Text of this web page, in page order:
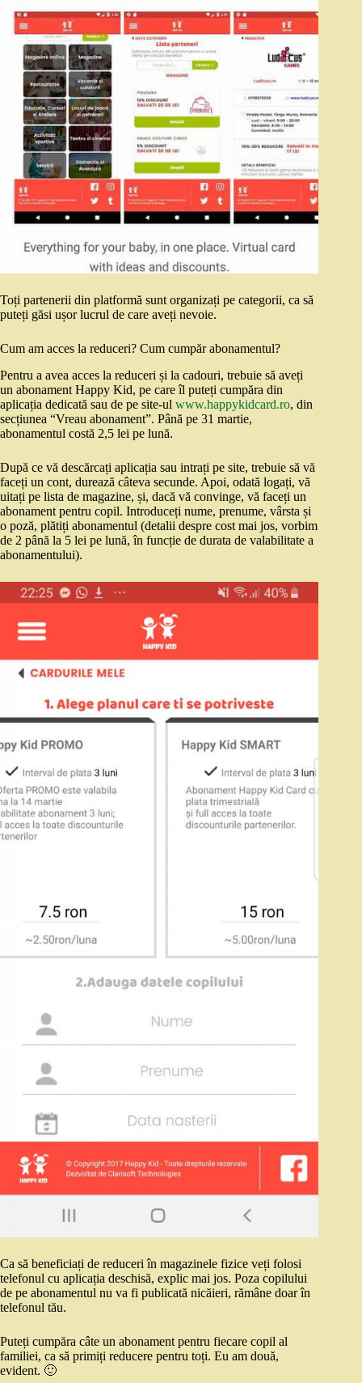
Toți partenerii din platformă sunt organizați pe categorii, ca să
puteți găsi ușor lucrul de care aveți nevoie.
Cum am acces la reduceri? Cum cumpăr abonamentul?
Pentru a avea acces la reduceri și la cadouri, trebuie să aveți
un abonament Happy Kid, pe care îl puteți cumpăra din
aplicația dedicată sau de pe site-ul www.happykidcard.ro, din
secțiunea “Vreau abonament”. Până pe 31 martie,
abonamentul costă 2,5 lei pe lună.
După ce vă descărcați aplicația sau intrați pe site, trebuie să vă
faceți un cont, durează câteva secunde. Apoi, odată logați, vă
uitați pe lista de magazine, și, dacă vă convinge, vă faceți un
abonament pentru copil. Introduceți nume, prenume, vârsta și
o poză, plătiți abonamentul (detalii despre cost mai jos, vorbim
de 2 până la 5 lei pe lună, în funcție de durata de valabilitate a
abonamentului).
Ca să beneficiați de reduceri în magazinele fizice veți folosi
telefonul cu aplicația deschisă, explic mai jos. Poza copilului
de pe abonamentul nu va fi publicată nicăieri, rămâne doar în
telefonul tău.
Puteți cumpăra câte un abonament pentru fiecare copil al
familiei, ca să primiți reducere pentru toți. Eu am două,
evident. 🙂